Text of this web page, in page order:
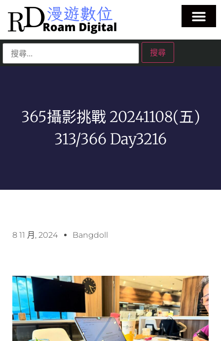
365攝影挑戰 20241108(五)
313/366 Day3216
8 11 月, 2024 Bangdoll